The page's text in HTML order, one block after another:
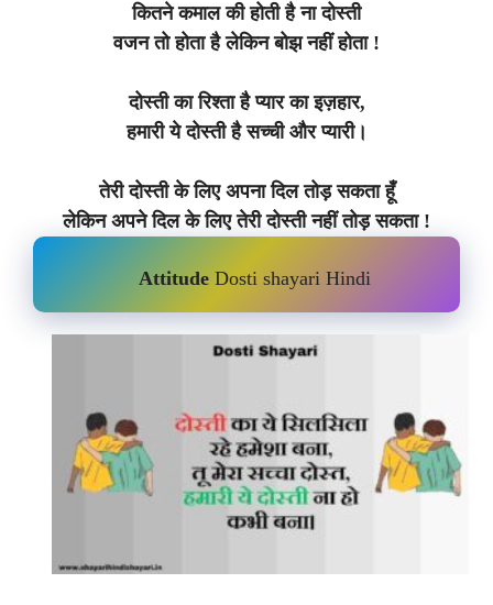
कितने कमाल की होती है ना दोस्ती
वजन तो होता है लेकिन बोझ नहीं होता !
दोस्ती का रिश्ता है प्यार का इज़हार,
हमारी ये दोस्ती है सच्ची और प्यारी।
तेरी दोस्ती के लिए अपना दिल तोड़ सकता हूँ
लेकिन अपने दिल के लिए तेरी दोस्ती नहीं तोड़ सकता !
Attitude Dosti shayari Hindi